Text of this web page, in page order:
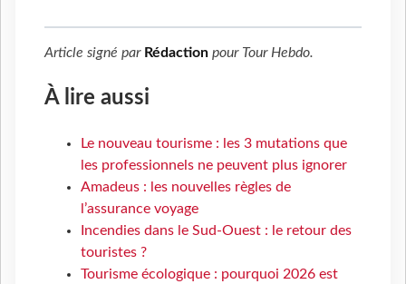
Article signé par Rédaction pour Tour Hebdo.
À lire aussi
Le nouveau tourisme : les 3 mutations que
les professionnels ne peuvent plus ignorer
Amadeus : les nouvelles règles de
l’assurance voyage
Incendies dans le Sud-Ouest : le retour des
touristes ?
Tourisme écologique : pourquoi 2026 est